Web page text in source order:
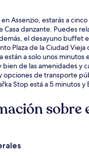
Assenzio, estarás a
Casa danzante. Puedes
el desayuno buffet
Plaza de la Ciudad Vieja
están a solo unos minutos
bien de las amenidades y
opciones de transporte
Stop está a 5 minutos y
sobre